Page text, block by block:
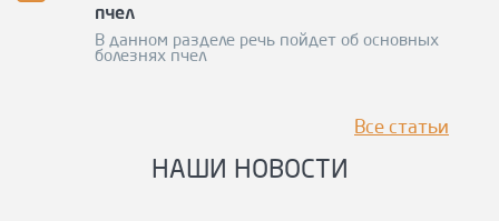
пчел
В данном разделе речь пойдет об основных
болезнях пчел
Все статьи
НАШИ НОВОСТИ